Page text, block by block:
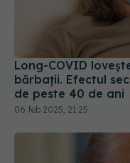
Long-COVID
bărbații. Efectul
de peste 40 de ani
06 feb 2025, 21:25